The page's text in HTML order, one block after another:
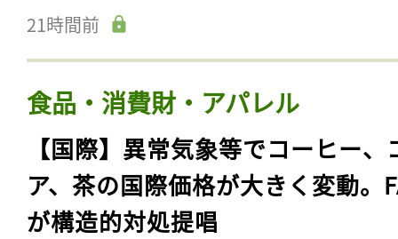
21時間前
食品・消費財・アパレル
【国際】異常気象等でコーヒー、
ア、茶の国際価格が大きく変動。
が構造的対処提唱